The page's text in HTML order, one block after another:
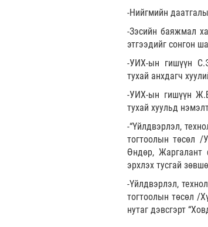
-Нийгмийн
-Зэсийн баяжмал
этгээдийг сонгон
-УИХ-ын гишүүн
тухай анхдагч
-УИХ-ын гишүүн
тухай хуульд
-“Үйлдвэрлэл,
тогтоолын төсөл /
Өндөр, Жаргалант
эрхлэх тусгай
-Үйлдвэрлэл,
тогтоолын төсөл /
нутаг дэвсгэрт